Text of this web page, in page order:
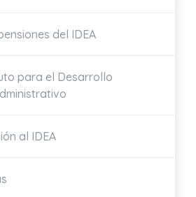
del IDEA
para el Desarrollo
al IDEA